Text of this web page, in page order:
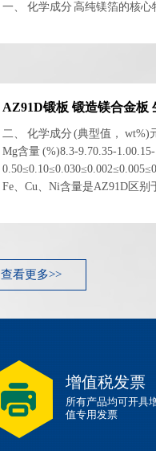
一、 化学成分 高纯镁箔的核心
AZ91D锻板 锻造镁合金板
二、 化学成分 (典型值， wt%)
Mg含量 (%)8.3-9.70.35-1.00.15-
Fe、Cu、Ni含量是AZ91D区
学性能 (锻造态，典型...
查看更多>>
增值税发票
所有产品均可开具
值专用发票